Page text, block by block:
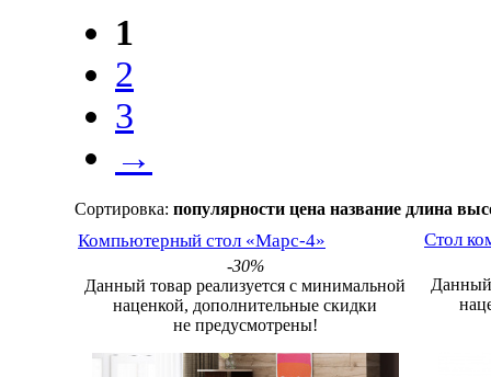
1
2
3
→
Сортировка: популярности цена название длина
Компьютерный стол «Марс-4»
-30%
Данный товар реализуется с минимальной
наценкой, дополнительные скидки
не предусмотрены!
Стол
Данный